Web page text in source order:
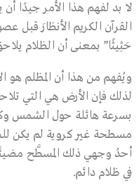
لا بد لفهم هذا الأمر جيدًا
القرآن الكريم الأنظارَ قبل
حَثِيثًا” بمعنى أن الظلام
ويُفهم من هذا أن المظلم هو
لذلك فإن الأرض هي التي
بسرعة هائلة حول الشمس
مسطحة غير كروية لم يكن
أحدُ وجهي ذلك المسطَّح مضيئًا
في ظلام دائم.